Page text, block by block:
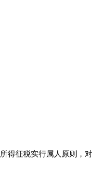
征税实行属人原则，